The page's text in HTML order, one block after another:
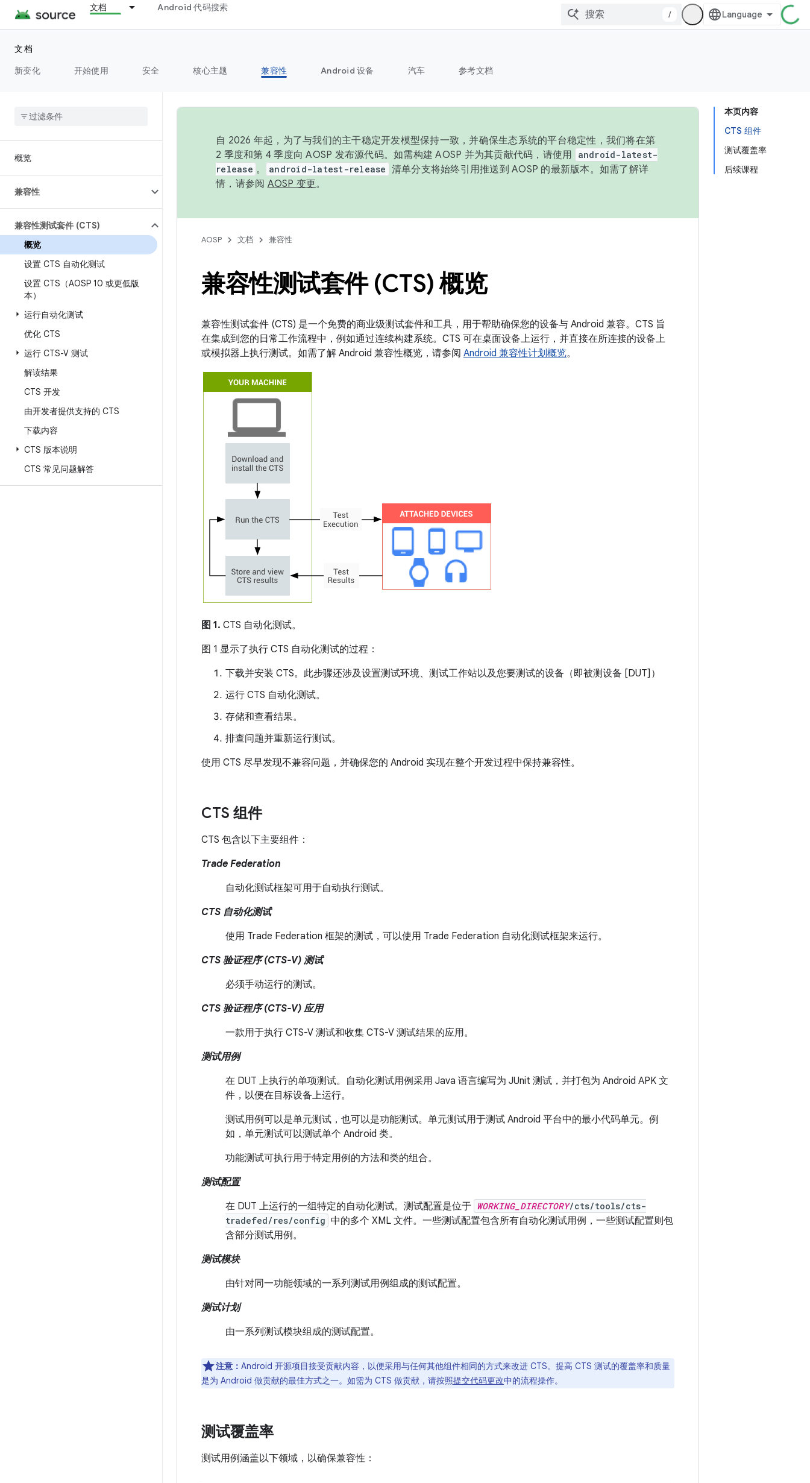
文档 Android 代码搜索
/
文档
新变化
开始使用 安全 核心主题 兼容性 Android 设备 汽车 参考文档
概览
兼容性
兼容性测试套件 (CTS)
概览
设置 CTS 自动化测试
设置 CTS（AOSP 10 或更低版
本）
运行自动化测试
优化 CTS
运行 CTS-V 测试
解读结果
CTS 开发
由开发者提供支持的 CTS
下载内容
CTS 版本说明
CTS 常见问题解答
本页内容
CTS 组件
测试覆盖率
后续课程
自 2026 年起，为了与我们的主干稳定开发模型保持一致，并确保生态系统的平台稳定性，我们将在第
2 季度和第 4 季度向 AOSP 发布源代码。如需构建 AOSP 并为其贡献代码，请使用
android-latest-
release 。 android-latest-release 清单分支将始终引用推送到 AOSP 的最新版本。如需了解详
情，请参阅 AOSP 变更。
AOSP 文档 兼容性
兼容性测试套件 (CTS) 概览
兼容性测试套件 (CTS) 是一个免费的商业级测试套件和工具，用于帮助确保您的设备与 Android 兼容。CTS 旨
在集成到您的日常工作流程中，例如通过连续构建系统。CTS 可在桌面设备上运行，并直接在所连接的设备上
或模拟器上执行测试。如需了解 Android 兼容性概览，请参阅 Android 兼容性计划概览。
图 1. CTS 自动化测试。
图 1 显示了执行 CTS 自动化测试的过程：
下载并安装 CTS。此步骤还涉及设置测试环境、测试工作站以及您要测试的设备（即被测设备 [DUT]）
运行 CTS 自动化测试。
存储和查看结果。
排查问题并重新运行测试。
使用 CTS 尽早发现不兼容问题，并确保您的 Android 实现在整个开发过程中保持兼容性。
CTS 组件
CTS 包含以下主要组件：
Trade Federation
自动化测试框架可用于自动执行测试。
CTS 自动化测试
使用 Trade Federation 框架的测试，可以使用 Trade Federation 自动化测试框架来运行。
CTS 验证程序 (CTS-V) 测试
必须手动运行的测试。
CTS 验证程序 (CTS-V) 应用
一款用于执行 CTS-V 测试和收集 CTS-V 测试结果的应用。
测试用例
在 DUT 上执行的单项测试。自动化测试用例采用 Java 语言编写为 JUnit 测试，并打包为 Android APK 文
件，以便在目标设备上运行。
测试用例可以是单元测试 ，也可以是功能测试。单元测试用于测试 Android 平台中的最小代码单元。例
如，单元测试可以测试单个 Android 类。
功能测试可执行用于特定用例的方法和类的组合。
测试配置
在 DUT 上运行的一组特定的自动化测试。测试配置是位于 WORKING_DIRECTORY/cts/tools/cts-
tradefed/res/config 中的多个 XML 文件。一些测试配置包含所有自动化测试用例，一些测试配置则包
含部分测试用例。
测试模块
由针对同一功能领域的一系列测试用例组成的测试配置。
测试计划
由一系列测试模块组成的测试配置。
注意： Android 开源项目接受贡献内容，以便采用与任何其他组件相同的方式来改进 CTS。提高 CTS 测试的覆盖率和质量
是为 Android 做贡献的最佳方式之一。如需为 CTS 做贡献，请按照提交代码更改中的流程操作。
测试覆盖率
测试用例涵盖以下领域，以确保兼容性：